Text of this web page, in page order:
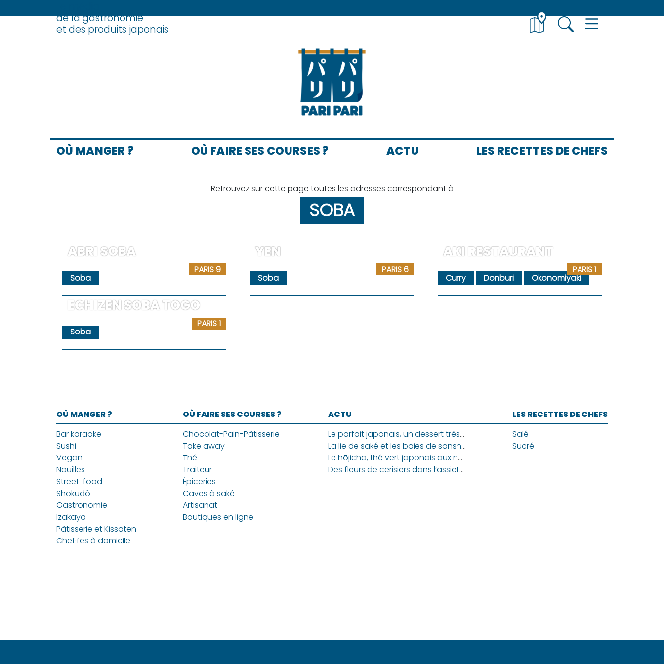
de la gastronomie
et des produits japonais
OÙ MANGER ? OÙ FAIRE SES COURSES ? ACTU LES RECETTES DE CHEFS
Retrouvez sur cette page toutes les adresses correspondant à
SOBA
PARIS 9
ABRI SOBA
Soba
PARIS 6
YEN
Soba
PARIS 1
AKI RESTAURANT
Curry Donburi Okonomiyaki
PARIS 1
ECHIZEN SOBA TOGO
Soba
OÙ MANGER ?
Bar karaoke
Sushi
Vegan
Nouilles
Street-food
Shokudô
Gastronomie
Izakaya
Pâtisserie et Kissaten
Chef·fes à domicile
OÙ FAIRE SES COURSES ?
Chocolat-Pain-Pâtisserie
Take away
Thé
Traiteur
Épiceries
Caves à saké
Artisanat
Boutiques en ligne
ACTU
Le parfait japonais, un dessert très créatif
La lie de saké et les baies de sansho Asakura, deux trésors méconnus de la gastronomie japonaise
Le hōjicha, thé vert japonais aux notes torréfiées
Des fleurs de cerisiers dans l’assiette : où déguster des spécialités à base de Sakura ?
LES RECETTES DE CHEFS
Salé
Sucré